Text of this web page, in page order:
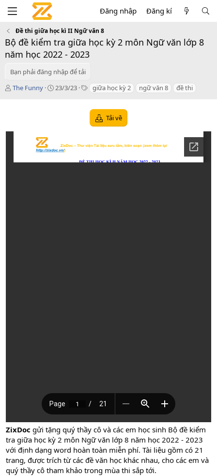
Đăng nhập Đăng kí
Đề thi giữa học kì II Ngữ văn 8
Bộ đề kiểm tra giữa học kỳ 2 môn Ngữ văn lớp 8
năm học 2022 - 2023
Bạn phải đăng nhập để tải
T
ả
The Funny
C
n
23/3/23
T
s
giữa học kỳ 2 ngữ văn 8 đề thi
Tải về
ZixDoc gửi tặng quý thầy cô và các em học sinh Bộ đề kiểm
tra giữa học kỳ 2 môn Ngữ văn lớp 8 năm học 2022 - 2023
với định dạng word hoàn toàn miễn phí. Tài liệu gồm có 21
trang, được trích từ các đề văn học khác nhau, cho các em và
quý thầy cô tham khảo trong mùa thi sắp tới.